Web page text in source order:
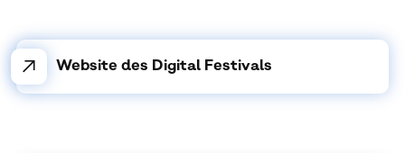
↗ Website des Digital Festivals